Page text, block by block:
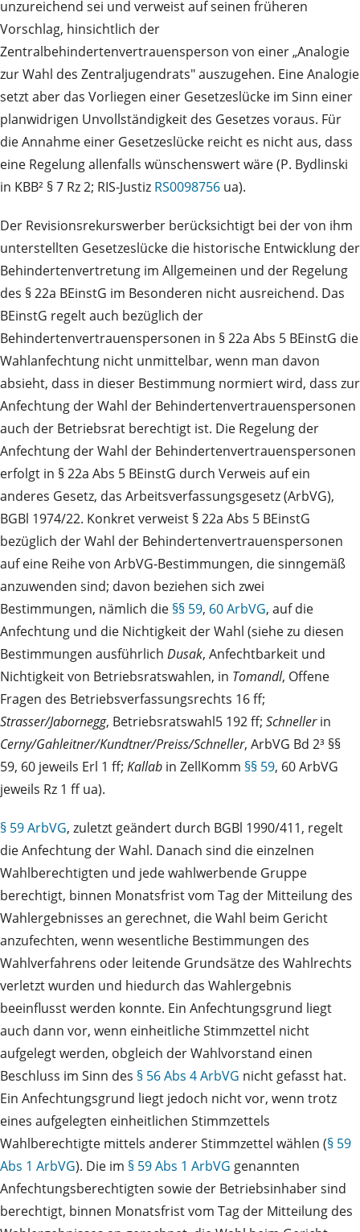
unzureichend sei und verweist auf seinen früheren
Vorschlag, hinsichtlich der
Zentralbehindertenvertrauensperson von einer „Analogie
zur Wahl des Zentraljugendrats" auszugehen. Eine Analogie
setzt aber das Vorliegen einer Gesetzeslücke im Sinn einer
planwidrigen Unvollständigkeit des Gesetzes voraus. Für
die Annahme einer Gesetzeslücke reicht es nicht aus, dass
eine Regelung allenfalls wünschenswert wäre (P. Bydlinski
in KBB² § 7 Rz 2; RIS-Justiz RS0098756 ua).
Der Revisionsrekurswerber berücksichtigt bei der von ihm
unterstellten Gesetzeslücke die historische Entwicklung der
Behindertenvertretung im Allgemeinen und der Regelung
des § 22a BEinstG im Besonderen nicht ausreichend. Das
BEinstG regelt auch bezüglich der
Behindertenvertrauenspersonen in § 22a Abs 5 BEinstG die
Wahlanfechtung nicht unmittelbar, wenn man davon
absieht, dass in dieser Bestimmung normiert wird, dass zur
Anfechtung der Wahl der Behindertenvertrauenspersonen
auch der Betriebsrat berechtigt ist. Die Regelung der
Anfechtung der Wahl der Behindertenvertrauenspersonen
erfolgt in § 22a Abs 5 BEinstG durch Verweis auf ein
anderes Gesetz, das Arbeitsverfassungsgesetz (ArbVG),
BGBl 1974/22. Konkret verweist § 22a Abs 5 BEinstG
bezüglich der Wahl der Behindertenvertrauenspersonen
auf eine Reihe von ArbVG-Bestimmungen, die sinngemäß
anzuwenden sind; davon beziehen sich zwei
Bestimmungen, nämlich die §§ 59, 60 ArbVG, auf die
Anfechtung und die Nichtigkeit der Wahl (siehe zu diesen
Bestimmungen ausführlich Dusak, Anfechtbarkeit und
Nichtigkeit von Betriebsratswahlen, in Tomandl, Offene
Fragen des Betriebsverfassungsrechts 16 ff;
Strasser/Jabornegg, Betriebsratswahl5 192 ff; Schnellerin
Cerny/Gahleitner/Kundtner/Preiss/Schneller, ArbVG Bd 2³ §§
59, 60 jeweils Erl 1 ff; Kallab in ZellKomm §§ 59, 60 ArbVG
jeweils Rz 1 ff ua).
§ 59 ArbVG, zuletzt geändert durch BGBl 1990/411, regelt
die Anfechtung der Wahl. Danach sind die einzelnen
Wahlberechtigten und jede wahlwerbende Gruppe
berechtigt, binnen Monatsfrist vom Tag der Mitteilung des
Wahlergebnisses an gerechnet, die Wahl beim Gericht
anzufechten, wenn wesentliche Bestimmungen des
Wahlverfahrens oder leitende Grundsätze des Wahlrechts
verletzt wurden und hiedurch das Wahlergebnis
beeinflusst werden konnte. Ein Anfechtungsgrund liegt
auch dann vor, wenn einheitliche Stimmzettel nicht
aufgelegt werden, obgleich der Wahlvorstand einen
Beschluss im Sinn des § 56 Abs 4 ArbVG nicht gefasst hat.
Ein Anfechtungsgrund liegt jedoch nicht vor, wenn trotz
eines aufgelegten einheitlichen Stimmzettels
Wahlberechtigte mittels anderer Stimmzettel wählen (§ 59
Abs 1 ArbVG). Die im § 59 Abs 1 ArbVG genannten
Anfechtungsberechtigten sowie der Betriebsinhaber sind
berechtigt, binnen Monatsfrist vom Tag der Mitteilung des